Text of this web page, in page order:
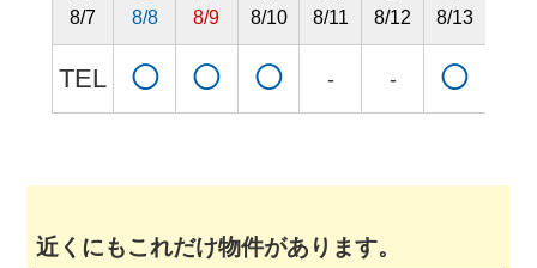
8/7
TEL
8/8
◯
8/9
◯
8/10
◯
8/11
-
8/12
-
8/13
◯
近くにもこれだけ物件があります。